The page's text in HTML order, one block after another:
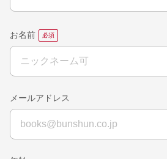
お名前
メールアドレス